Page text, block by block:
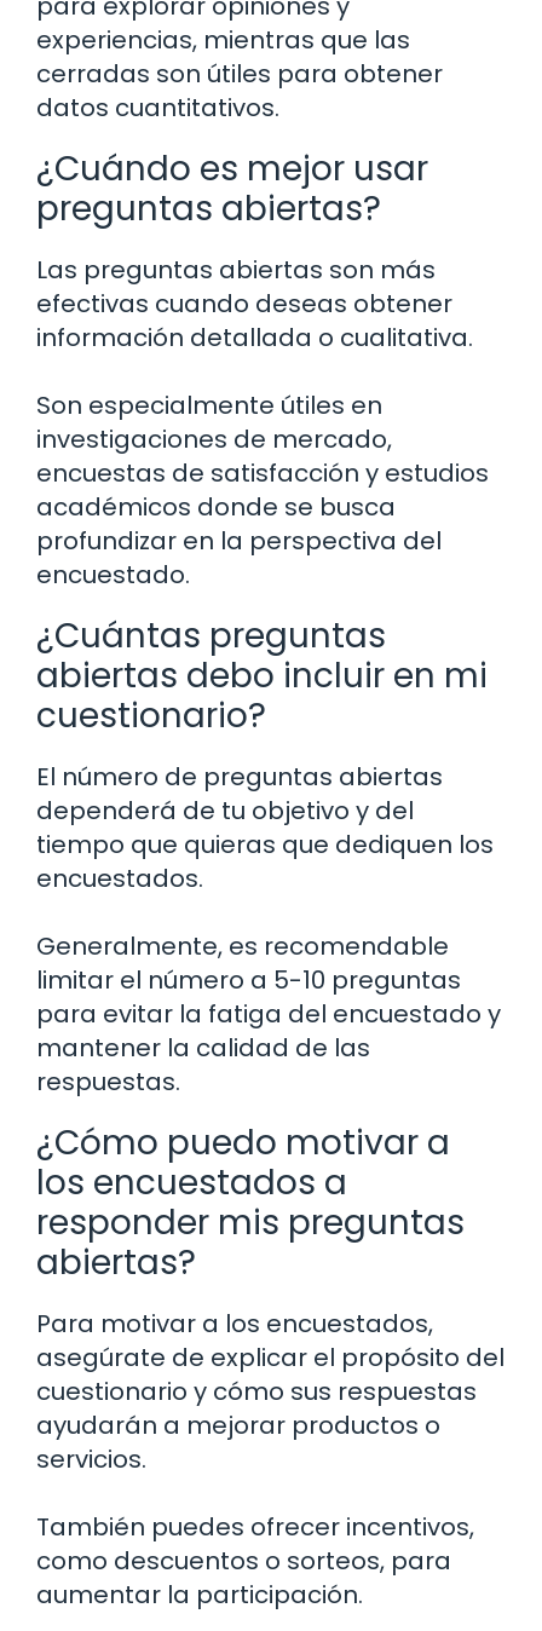
experiencias, mientras que las
cerradas son útiles para obtener
datos cuantitativos.
¿Cuándo es mejor usar
preguntas abiertas?
Las preguntas abiertas son más
efectivas cuando deseas obtener
información detallada o cualitativa.
Son especialmente útiles en
investigaciones de mercado,
encuestas de satisfacción y estudios
académicos donde se busca
profundizar en la perspectiva del
encuestado.
¿Cuántas preguntas
abiertas debo incluir en mi
cuestionario?
El número de preguntas abiertas
dependerá de tu objetivo y del
tiempo que quieras que dediquen los
encuestados.
Generalmente, es recomendable
limitar el número a 5-10 preguntas
para evitar la fatiga del encuestado y
mantener la calidad de las
respuestas.
¿Cómo puedo motivar a
los encuestados a
responder mis preguntas
abiertas?
Para motivar a los encuestados,
asegúrate de explicar el propósito del
cuestionario y cómo sus respuestas
ayudarán a mejorar productos o
servicios.
También puedes ofrecer incentivos,
como descuentos o sorteos, para
aumentar la participación.